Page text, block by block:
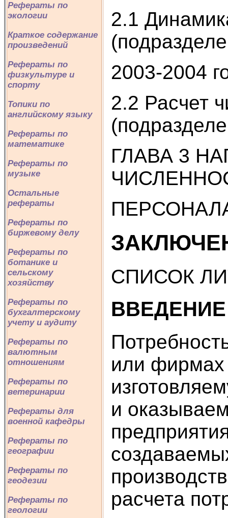
Рефераты по
экологии
Краткое содержание
произведений
Рефераты по
физкультуре и
спорту
Топики по
английскому языку
Рефераты по
математике
Рефераты по
музыке
Остальные
рефераты
Рефераты по
биржевому делу
Рефераты по
ботанике и
сельскому
хозяйству
Рефераты по
бухгалтерскому
учету и аудиту
Рефераты по
валютным
отношениям
Рефераты по
ветеринарии
Рефераты для
военной кафедры
Рефераты по
географии
Рефераты по
геодезии
Рефераты по
геологии
2.1
2003-2004
2.2 Расчет
ГЛАВА 3
СПИСОК
ВВЕДЕНИЕ
или фирмах
и
расчета